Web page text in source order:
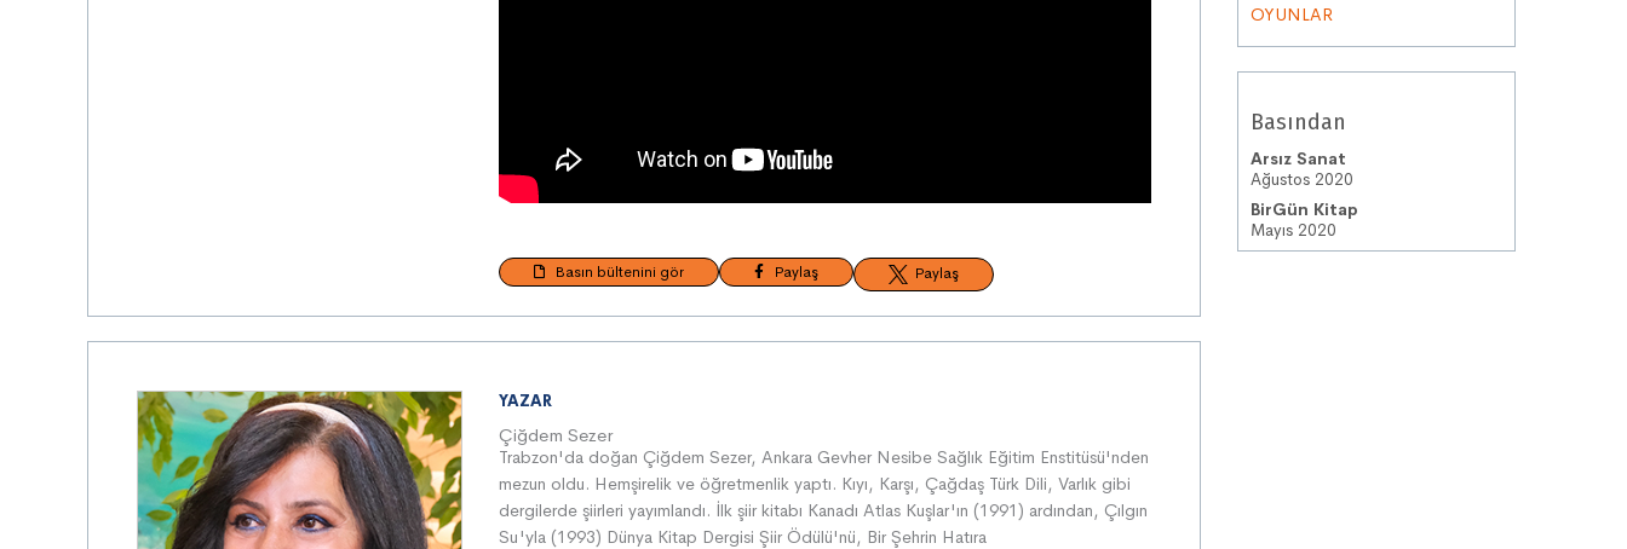
Basın bültenini gör Paylaş Paylaş
YAZAR
Çiğdem Sezer
Trabzon'da doğan Çiğdem Sezer, Ankara Gevher Nesibe Sağlık Eğitim Enstitüsü'nden
mezun oldu. Hemşirelik ve öğretmenlik yaptı. Kıyı, Karşı, Çağdaş Türk Dili, Varlık gibi
dergilerde şiirleri yayımlandı. İlk şiir kitabı Kanadı Atlas Kuşlar 'ın (1991) ardından, Çılgın
Su 'yla (1993) Dünya Kitap Dergisi Şiir Ödülü'nü, Bir Şehrin Hatıra
OYUNLAR
Basından
Arsız Sanat
Ağustos 2020
BirGün Kitap
Mayıs 2020